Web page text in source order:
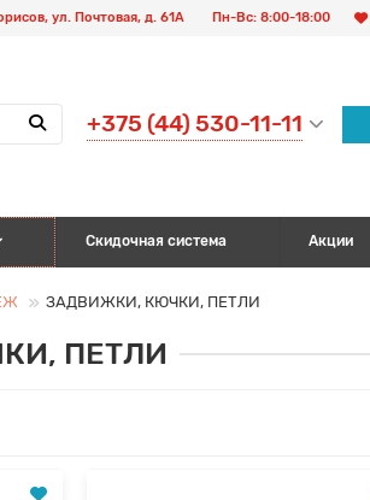
ул. Почтовая, д. 61А Пн-Вс: 8:00-18:00
+375 (44) 530-11-11
Скидочная система Акции
ЗАДВИЖКИ, КЮЧКИ, ПЕТЛИ
ПЕТЛИ